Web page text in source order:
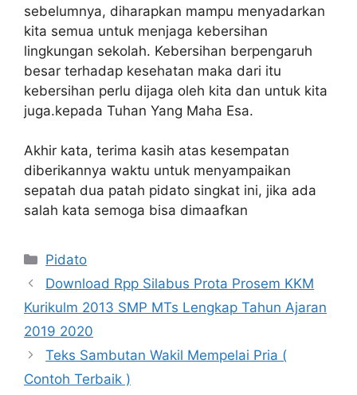
sebelumnya, diharapkan mampu menyadarkan
kita semua untuk menjaga kebersihan
lingkungan sekolah. Kebersihan berpengaruh
besar terhadap kesehatan maka dari itu
kebersihan perlu dijaga oleh kita dan untuk kita
juga.kepada Tuhan Yang Maha Esa.
Akhir kata, terima kasih atas kesempatan
diberikannya waktu untuk menyampaikan
sepatah dua patah pidato singkat ini, jika ada
salah kata semoga bisa dimaafkan
Kategori
Pidato
Download Rpp Silabus Prota Prosem KKM
Kurikulm 2013 SMP MTs Lengkap Tahun Ajaran
2019 2020
Teks Sambutan Wakil Mempelai Pria (
Contoh Terbaik )